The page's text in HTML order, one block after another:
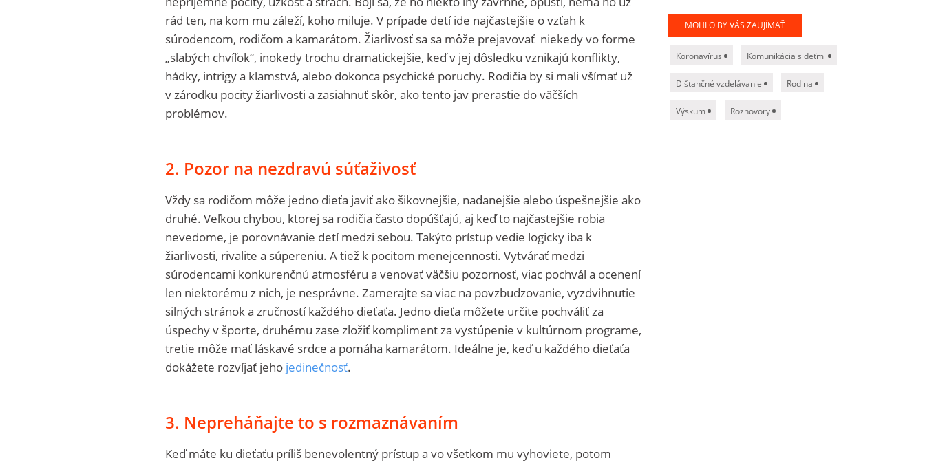
rád ten, na kom mu záleží, koho miluje. V prípade detí ide najčastejšie o vzťah k
súrodencom, rodičom a kamarátom. Žiarlivosť sa sa môže prejavovať niekedy vo forme
„slabých chvíľok“, inokedy trochu dramatickejšie, keď v jej dôsledku vznikajú konflikty,
hádky, intrigy a klamstvá, alebo dokonca psychické poruchy. Rodičia by si mali všímať už
v zárodku pocity žiarlivosti a zasiahnuť skôr, ako tento jav prerastie do väčších
problémov.
2. Pozor na nezdravú súťaživosť
Vždy sa rodičom môže jedno dieťa javiť ako šikovnejšie, nadanejšie alebo úspešnejšie ako
druhé. Veľkou chybou, ktorej sa rodičia často dopúšťajú, aj keď to najčastejšie robia
nevedome, je porovnávanie detí medzi sebou. Takýto prístup vedie logicky iba k
žiarlivosti, rivalite a súpereniu. A tiež k pocitom menejcennosti. Vytvárať medzi
súrodencami konkurenčnú atmosféru a venovať väčšiu pozornosť, viac pochvál a ocenení
len niektorému z nich, je nesprávne. Zamerajte sa viac na povzbudzovanie, vyzdvihnutie
silných stránok a zručností každého dieťaťa. Jedno dieťa môžete určite pochváliť za
úspechy v športe, druhému zase zložiť kompliment za vystúpenie v kultúrnom programe,
tretie môže mať láskavé srdce a pomáha kamarátom. Ideálne je, keď u každého dieťaťa
dokážete rozvíjať jeho jedinečnosť.
3. Nepreháňajte to s rozmaznávaním
Keď máte ku dieťaťu príliš benevolentný prístup a vo všetkom mu vyhoviete, potom
MOHLO BY VÁS ZAUJÍMAŤ
Koronavírus Komunikácia s deťmi
Dištančné vzdelávanie Rodina
Výskum Rozhovory